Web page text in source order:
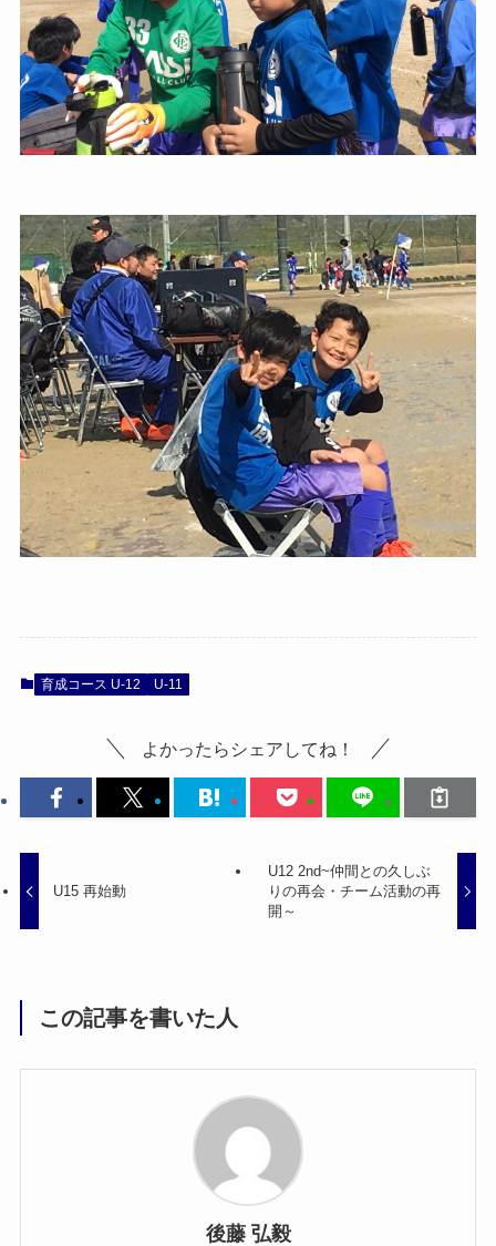
育成コース U-12 U-11
よかったらシェアしてね！
U15 再始動
U12 2nd~仲間との久しぶ
りの再会・チーム活動の再
開～
この記事を書いた人
後藤 弘毅